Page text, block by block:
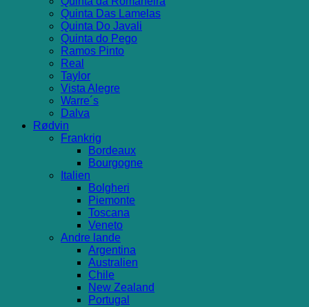
Quinta Das Lamelas
Quinta Do Javali
Quinta do Pego
Ramos Pinto
Real
Taylor
Vista Alegre
Warre´s
Dalva
Rødvin
Frankrig
Bordeaux
Bourgogne
Italien
Bolgheri
Piemonte
Toscana
Veneto
Andre lande
Argentina
Australien
Chile
New Zealand
Portugal